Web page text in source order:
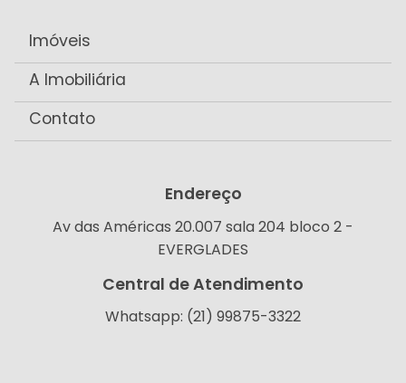
Imóveis
A Imobiliária
Contato
Endereço
Av das Américas 20.007 sala 204 bloco 2 -
EVERGLADES
Central de Atendimento
Whatsapp: (21) 99875-3322